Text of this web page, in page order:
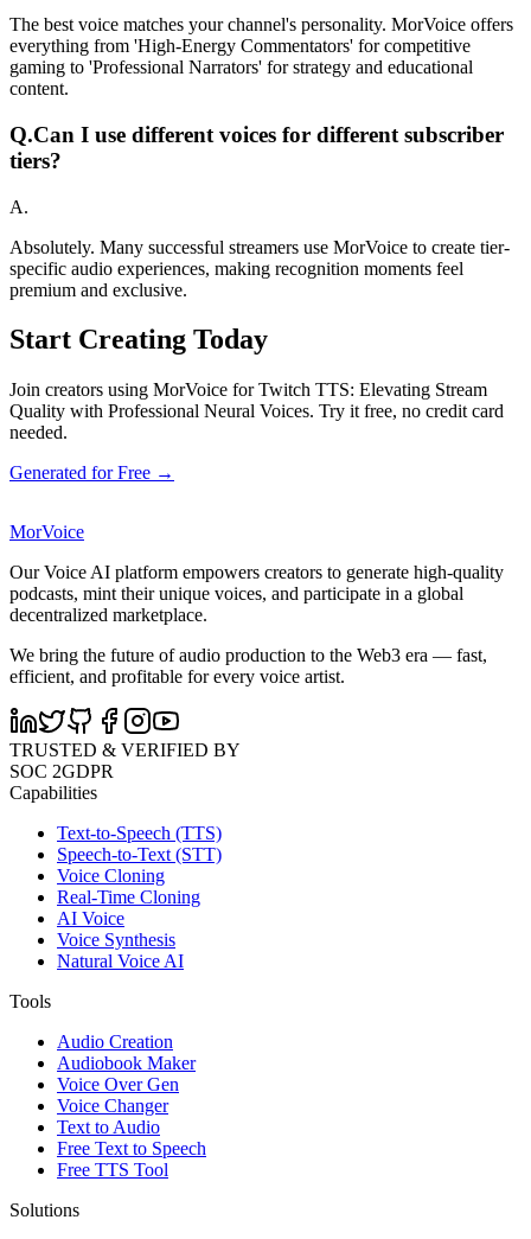
The best voice matches your channel's personality. MorVoice offers
everything from 'High-Energy Commentators' for competitive
gaming to 'Professional Narrators' for strategy and educational
content.
Q.Can I use different voices for different subscriber
tiers?
A.
Absolutely. Many successful streamers use MorVoice to create tier-
specific audio experiences, making recognition moments feel
premium and exclusive.
Start Creating Today
Join creators using MorVoice for Twitch TTS: Elevating Stream
Quality with Professional Neural Voices. Try it free, no credit card
needed.
Generated for Free →
MorVoice
Our Voice AI platform empowers creators to generate high-quality
podcasts, mint their unique voices, and participate in a global
decentralized marketplace.
We bring the future of audio production to the Web3 era — fast,
efficient, and profitable for every voice artist.
TRUSTED & VERIFIED BY
SOC 2GDPR
Capabilities
Text-to-Speech (TTS)
Speech-to-Text (STT)
Voice Cloning
Real-Time Cloning
AI Voice
Voice Synthesis
Natural Voice AI
Tools
Audio Creation
Audiobook Maker
Voice Over Gen
Voice Changer
Text to Audio
Free Text to Speech
Free TTS Tool
Solutions